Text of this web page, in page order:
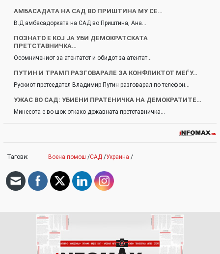
АМБАСАДАТА НА САД ВО ПРИШТИНА МУ СЕ…
В.Д амбасадорката на САД во Приштина, Ана…
ПОЗНАТО Е КОЈ ЈА УБИ ДЕМОКРАТСКАТА
ПРЕТСТАВНИЧКА…
Осомничениот за атентатот и обидот за атентат…
ПУТИН И ТРАМП РАЗГОВАРАЛЕ ЗА КОНФЛИКТОТ МЕЃУ…
Рускиот претседател Владимир Путин разговарал по телефон…
УЖАС ВО САД: УБИЕНИ ПРАТЕНИЧКА НА ДЕМОКРАТИТЕ…
Минесота е во шок откако државната претставничка…
Тагови: Воена помош /САД /Украина /